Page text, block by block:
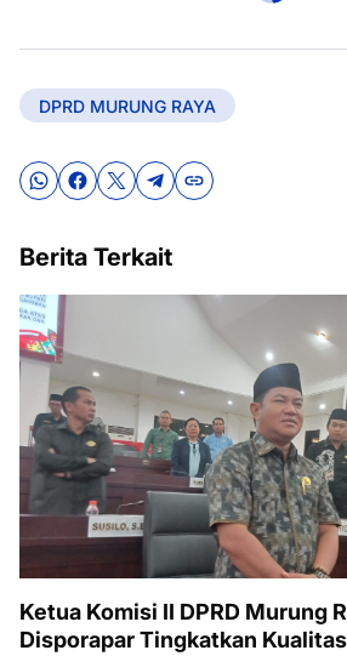
DPRD MURUNG RAYA
Berita Terkait
Ketua Komisi II DPRD Murung
Disporapar Tingkatkan